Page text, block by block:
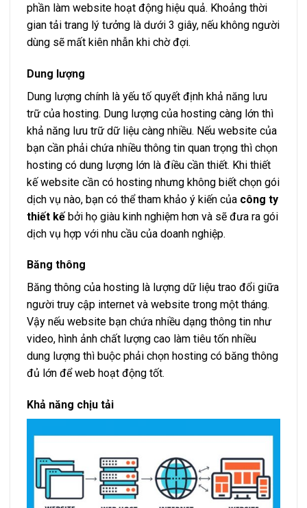
phần làm website hoạt động hiệu quả. Khoảng thời
gian tải trang lý tưởng là dưới 3 giây, nếu không người
dùng sẽ mất kiên nhẫn khi chờ đợi.
Dung lượng
Dung lượng chính là yếu tố quyết định khả năng lưu
trữ của hosting. Dung lượng của hosting càng lớn thì
khả năng lưu trữ dữ liệu càng nhiều. Nếu website của
bạn cần phải chứa nhiều thông tin quan trọng thì chọn
hosting có dung lượng lớn là điều cần thiết. Khi thiết
kế website cần có hosting nhưng không biết chọn gói
dịch vụ nào, bạn có thể tham khảo ý kiến của công ty
thiết kếbởi họ giàu kinh nghiệm hơn và sẽ đưa ra gói
dịch vụ hợp với nhu cầu của doanh nghiệp.
Băng thông
Băng thông của hosting là lượng dữ liệu trao đổi giữa
người truy cập internet và website trong một tháng.
Vậy nếu website bạn chứa nhiều dạng thông tin như
video, hình ảnh chất lượng cao làm tiêu tốn nhiều
dung lượng thì buộc phải chọn hosting có băng thông
đủ lớn để web hoạt động tốt.
Khả năng chịu tải